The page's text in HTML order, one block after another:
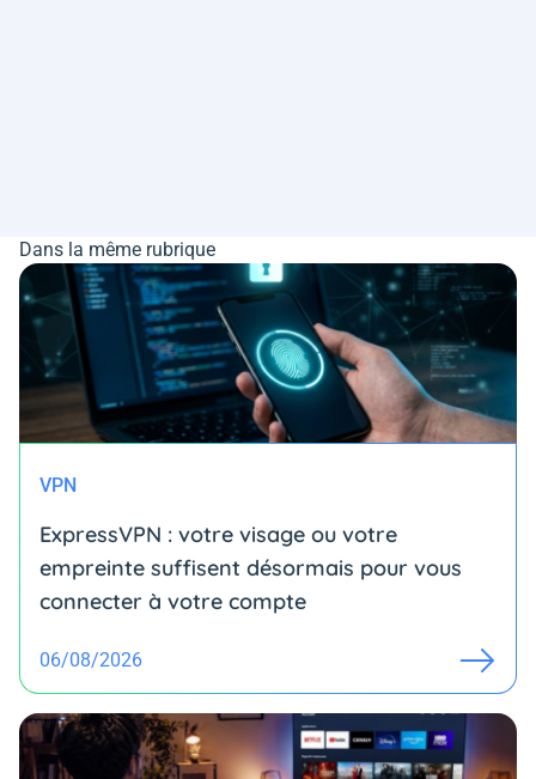
Dans la même rubrique
VPN
ExpressVPN : votre visage ou votre
empreinte suffisent désormais pour vous
connecter à votre compte
06/08/2026